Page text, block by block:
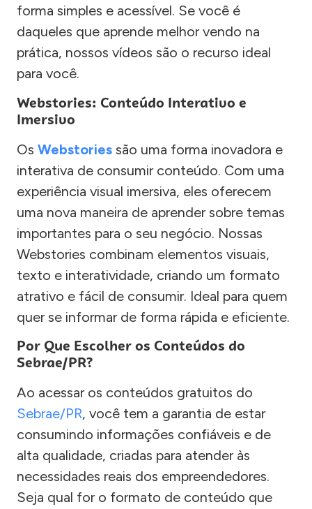
forma simples e acessível. Se você é
daqueles que aprende melhor vendo na
prática, nossos vídeos são o recurso ideal
para você.
Webstories: Conteúdo Interativo e
Imersivo
Os Webstories são uma forma inovadora e
interativa de consumir conteúdo. Com uma
experiência visual imersiva, eles oferecem
uma nova maneira de aprender sobre temas
importantes para o seu negócio. Nossas
Webstories combinam elementos visuais,
texto e interatividade, criando um formato
atrativo e fácil de consumir. Ideal para quem
quer se informar de forma rápida e eficiente.
Por Que Escolher os Conteúdos do
Sebrae/PR?
Ao acessar os conteúdos gratuitos do
Sebrae/PR, você tem a garantia de estar
consumindo informações confiáveis e de
alta qualidade, criadas para atender às
necessidades reais dos empreendedores.
Seja qual for o formato de conteúdo que